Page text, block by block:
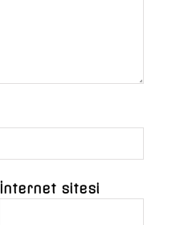
İnternet sitesi